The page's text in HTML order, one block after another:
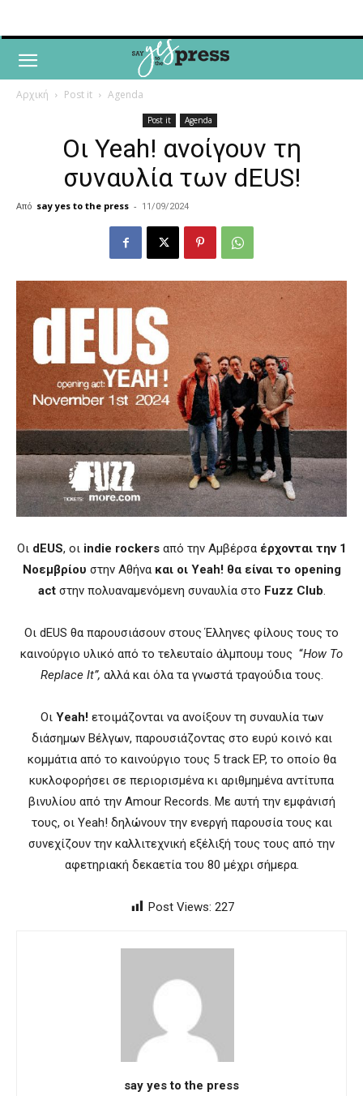
Αρχική Post it Agenda
Post it Agenda
Οι Yeah! ανοίγουν τη
συναυλία των dEUS!
Από say yes to the press - 11/09/2024
Οι dEUS, οι indie rockersαπό την Αμβέρσα έρχονται την 1
Νοεμβρίου στην Αθήνα και οι Yeah! θα είναι το opening
actστην πολυαναμενόμενη συναυλία στο Fuzz Club.
Οι dEUS θα παρουσιάσουν στους Έλληνες φίλους τους το
καινούργιο υλικό από το τελευταίο άλμπουμ τους “How To
Replace It”, αλλά και όλα τα γνωστά τραγούδια τους.
Οι Yeah!ετοιμάζονται να ανοίξουν τη συναυλία των
διάσημων Βέλγων, παρουσιάζοντας στο ευρύ κοινό και
κομμάτια από το καινούργιο τους 5 track EP, το οποίο θα
κυκλοφορήσει σε περιορισμένα κι αριθμημένα αντίτυπα
βινυλίου από την Amour Records. Με αυτή την εμφάνισή
τους, οι Yeah! δηλώνουν την ενεργή παρουσία τους και
συνεχίζουν την καλλιτεχνική εξέλιξή τους τους από την
αφετηριακή δεκαετία του 80 μέχρι σήμερα.
Post Views: 227
say yes to the press